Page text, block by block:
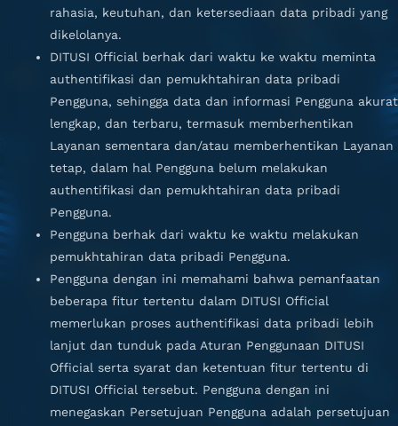
rahasia, keutuhan, dan ketersediaan data pribadi yang
dikelolanya.
DITUSI Official berhak dari waktu ke waktu meminta
authentifikasi dan pemukhtahiran data pribadi
Pengguna, sehingga data dan informasi Pengguna
lengkap, dan terbaru, termasuk memberhentikan
Layanan sementara dan/atau memberhentikan Layanan
tetap, dalam hal Pengguna belum melakukan
authentifikasi dan pemukhtahiran data pribadi
Pengguna.
Pengguna berhak dari waktu ke waktu melakukan
pemukhtahiran data pribadi Pengguna.
Pengguna dengan ini memahami bahwa pemanfaatan
beberapa fitur tertentu dalam DITUSI Official
memerlukan proses authentifikasi data pribadi lebih
lanjut dan tunduk pada Aturan Penggunaan DITUSI
Official serta syarat dan ketentuan fitur tertentu di
DITUSI Official tersebut. Pengguna dengan ini
menegaskan Persetujuan Pengguna adalah persetujuan